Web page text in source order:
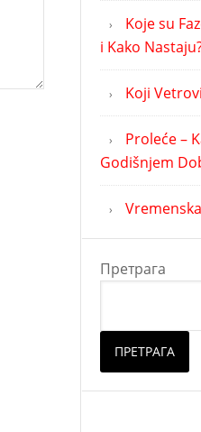
Koje su
i Kako
Koji
Proleće –
Godišnjem
Претрага
ПРЕТРАГА